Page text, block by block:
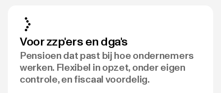
Voor zzp'ers en dga's
Pensioen dat past bij hoe ondernemers
werken. Flexibel in opzet, onder eigen
controle, en fiscaal voordelig.